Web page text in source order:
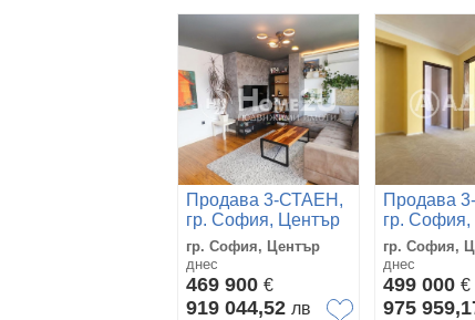
Продава 3-СТАЕН,
гр. София, Център
гр. София, Център
днес
469 900 €
919 044,52 лв
Продава
гр.
гр. София,
днес
499 000 €
975